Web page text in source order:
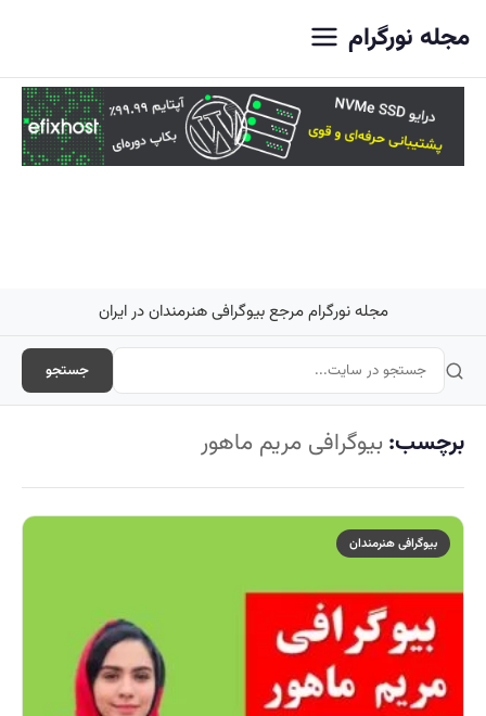
مجله نورگرام
مجله نورگرام مرجع بیوگرافی هنرمندان در ایران
جستجو
برچسب: بیوگرافی مریم ماهور
بیوگرافی هنرمندان